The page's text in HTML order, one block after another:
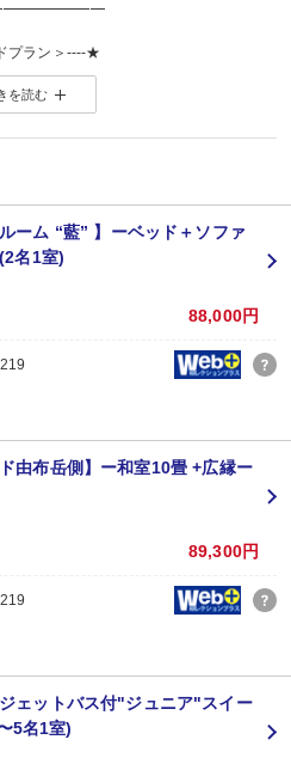
プラン＞----★
の方にもオススメ！
ダードなご宿泊プランです♪
）会席」
『おおいた和牛』です。
おおいたの恵まれた
煮凍り、芽キャベツ、平目竜皮巻、蓮根
ロース、わらび、よもぎ麩
菜
よって料理内容が変わります。
なるメニューにてご用意させていただき
は２Ｆお食事処です。
を読む
ーム “藍” 】ーベッド＋ソファ
名1室)
88,000円
ド由布岳側】ー和室10畳 +広縁ー
89,300円
ェットバス付"ジュニア"スイー
5名1室)